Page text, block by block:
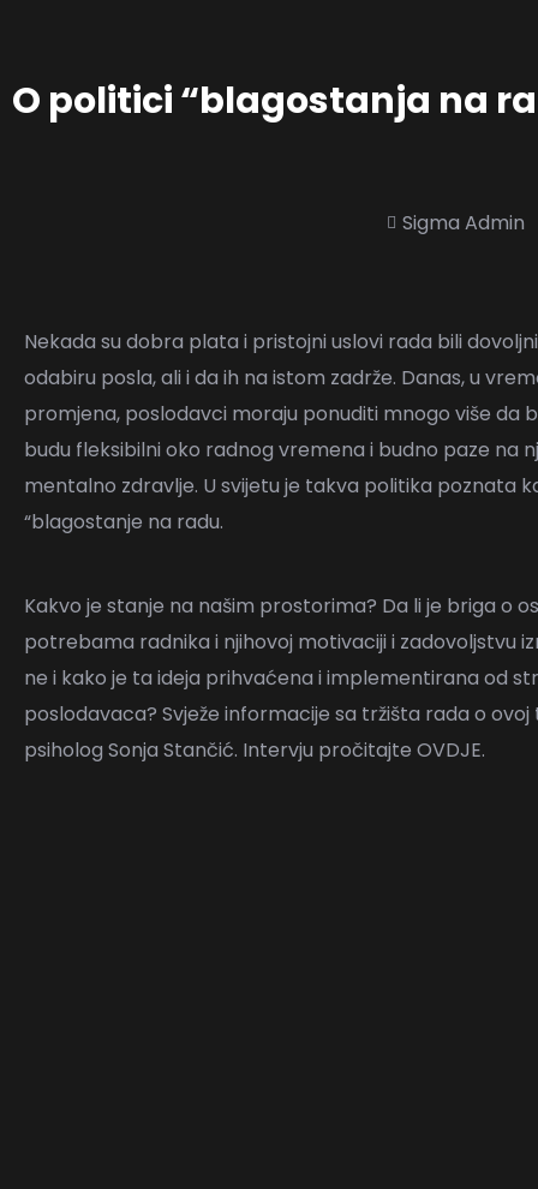
O politici “blagostanja na
Sigma Admin
Nekada su dobra plata i pristojni uslovi rada bili
odabiru posla, ali i da ih na istom zadrže. Danas, u
promjena, poslodavci moraju ponuditi mnogo više da
budu fleksibilni oko radnog vremena i budno paze na
mentalno zdravlje. U svijetu je takva politika poznata
“blagostanje na radu.
Kakvo je stanje na našim prostorima? Da li je briga o
potrebama radnika i njihovoj motivaciji i zadovoljstvu
ne i kako je ta ideja prihvaćena i implementirana od
poslodavaca? Svježe informacije sa tržišta rada o
psiholog Sonja Stančić. Intervju pročitajte OVDJE.